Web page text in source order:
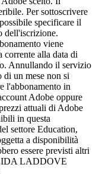
Per sottoscrivere
specificare il
dell'iscrizione.
viene
corrente alla data di
Annullando il servizio
un mese non si
l'abbonamento in
Adobe oppure
attuali di Adobe
in questa
settore Education,
a disponibilità
essere previsti altri
LADDOVE